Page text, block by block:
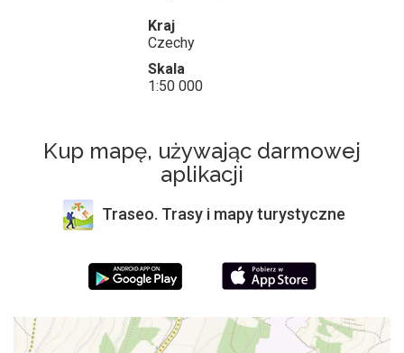
Kraj
Czechy
Skala
1:50 000
Kup mapę, używając darmowej
aplikacji
Traseo. Trasy i mapy turystyczne